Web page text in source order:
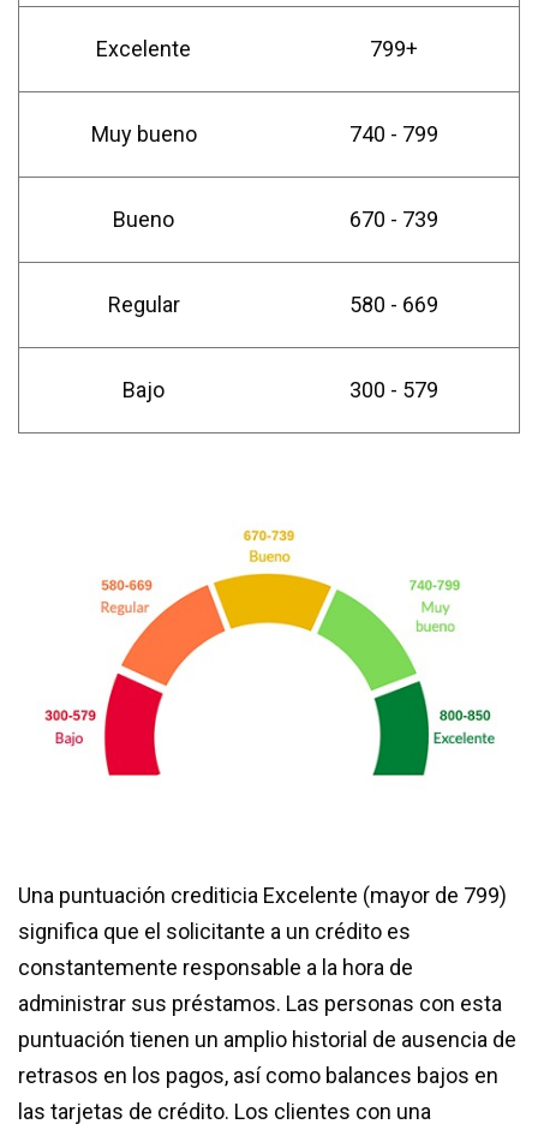
Excelente 799+
Muy bueno 740 - 799
Bueno 670 - 739
Regular 580 - 669
Bajo 300 - 579
Una puntuación crediticia Excelente (mayor de 799)
significa que el solicitante a un crédito es
constantemente responsable a la hora de
administrar sus préstamos. Las personas con esta
puntuación tienen un amplio historial de ausencia de
retrasos en los pagos, así como balances bajos en
las tarjetas de crédito. Los clientes con una